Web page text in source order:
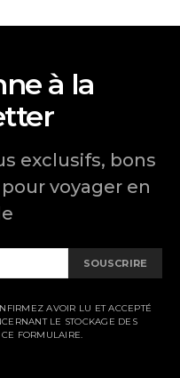
à la
exclusifs, bons
voyager en
SOUSCRIRE
AVOIR LU ET ACCEPTÉ
LE STOCKAGE DES
FORMULAIRE.